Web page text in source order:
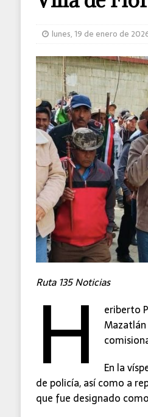
lunes, 19 de enero de
Ruta 135 Noticias
H
eriberto
En la
de policía, así como a
que fue designado